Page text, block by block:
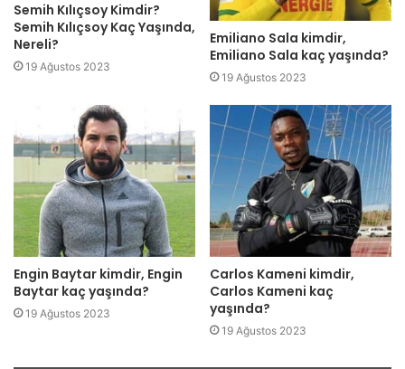
Semih Kılıçsoy Kimdir?
Semih Kılıçsoy Kaç Yaşında,
Nereli?
19 Ağustos 2023
Emiliano Sala kimdir,
Emiliano Sala kaç yaşında?
19 Ağustos 2023
Engin Baytar kimdir, Engin
Baytar kaç yaşında?
19 Ağustos 2023
Carlos Kameni kimdir,
Carlos Kameni kaç
yaşında?
19 Ağustos 2023